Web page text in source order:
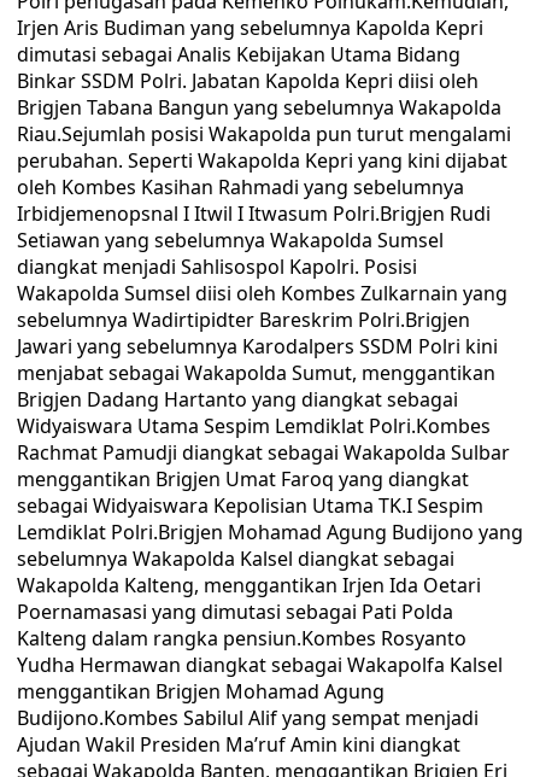
Irjen Aris Budiman yang sebelumnya Kapolda Kepri
dimutasi sebagai Analis Kebijakan Utama Bidang
Binkar SSDM Polri. Jabatan Kapolda Kepri diisi oleh
Brigjen Tabana Bangun yang sebelumnya Wakapolda
Riau.Sejumlah posisi Wakapolda pun turut mengalami
perubahan. Seperti Wakapolda Kepri yang kini dijabat
oleh Kombes Kasihan Rahmadi yang sebelumnya
Irbidjemenopsnal I Itwil I Itwasum Polri.Brigjen Rudi
Setiawan yang sebelumnya Wakapolda Sumsel
diangkat menjadi Sahlisospol Kapolri. Posisi
Wakapolda Sumsel diisi oleh Kombes Zulkarnain yang
sebelumnya Wadirtipidter Bareskrim Polri.Brigjen
Jawari yang sebelumnya Karodalpers SSDM Polri kini
menjabat sebagai Wakapolda Sumut, menggantikan
Brigjen Dadang Hartanto yang diangkat sebagai
Widyaiswara Utama Sespim Lemdiklat Polri.Kombes
Rachmat Pamudji diangkat sebagai Wakapolda Sulbar
menggantikan Brigjen Umat Faroq yang diangkat
sebagai Widyaiswara Kepolisian Utama TK.I Sespim
Lemdiklat Polri.Brigjen Mohamad Agung Budijono yang
sebelumnya Wakapolda Kalsel diangkat sebagai
Wakapolda Kalteng, menggantikan Irjen Ida Oetari
Poernamasasi yang dimutasi sebagai Pati Polda
Kalteng dalam rangka pensiun.Kombes Rosyanto
Yudha Hermawan diangkat sebagai Wakapolfa Kalsel
menggantikan Brigjen Mohamad Agung
Budijono.Kombes Sabilul Alif yang sempat menjadi
Ajudan Wakil Presiden Ma’ruf Amin kini diangkat
sebagai Wakapolda Banten, menggantikan Brigjen Eri